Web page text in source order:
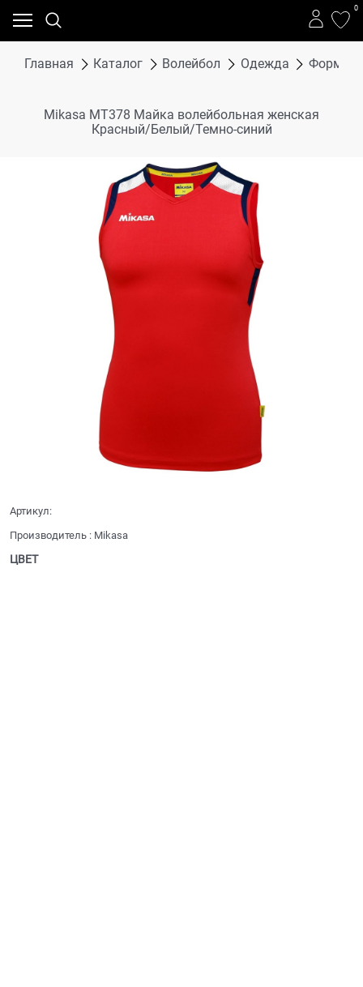
0
Главная Каталог Волейбол Одежда Форма
Mikasa MT378 Майка волейбольная женская
Красный/Белый/Темно-синий
Артикул:
Производитель : Mikasa
ЦВЕТ